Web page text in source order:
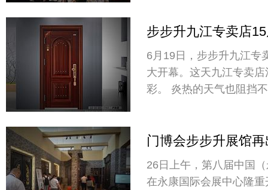
步步升九江专卖店
落幕！（精彩回顾）
6月19日，步步升九江专
大开幕。这天九江专卖
彩。 炎热的天气也阻挡不住消费者的激情参与，
门博会步步升展馆
新再出发！
26日上午，第八届中国
在永康国际会展中心隆